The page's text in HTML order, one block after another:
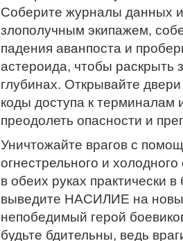
Соберите журналы данных
злополучным экипажем,
падения аванпоста и
астероида, чтобы раскрыть
глубинах. Открывайте
коды доступа к
преодолеть опасности и
Уничтожайте врагов с
огнестрельного и
в обеих руках практически
выведите НАСИЛИЕ на
непобедимый герой
будьте бдительны, ведь